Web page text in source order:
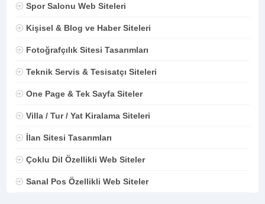
Spor Salonu Web Siteleri
Kişisel & Blog ve Haber Siteleri
Fotoğrafçılık Sitesi Tasarımları
Teknik Servis & Tesisatçı Siteleri
One Page & Tek Sayfa Siteler
Villa / Tur / Yat Kiralama Siteleri
İlan Sitesi Tasarımları
Çoklu Dil Özellikli Web Siteler
Sanal Pos Özellikli Web Siteler